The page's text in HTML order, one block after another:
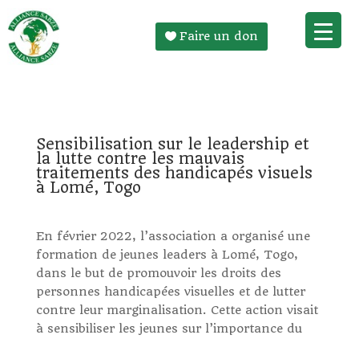
Faire un don
Sensibilisation sur le leadership et
la lutte contre les mauvais
traitements des handicapés visuels
à Lomé, Togo
En février 2022, l’association a organisé une
formation de jeunes leaders à Lomé, Togo,
dans le but de promouvoir les droits des
personnes handicapées visuelles et de lutter
contre leur marginalisation. Cette action visait
à sensibiliser les jeunes sur l’importance du